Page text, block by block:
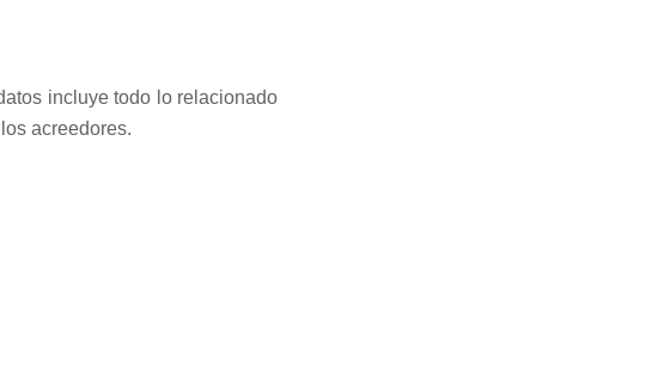
incluye todo lo relacionado
acreedores.